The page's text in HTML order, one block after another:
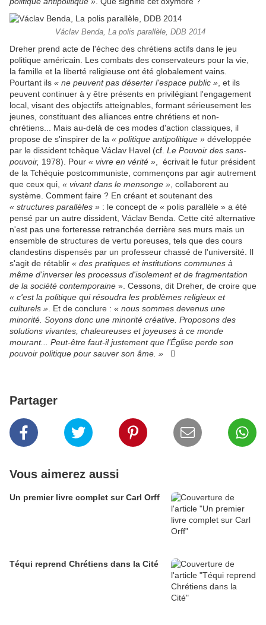
Václav Benda, La polis parallèle, DDB 2014
Dreher prend acte de l'échec des chrétiens actifs dans le jeu
politique américain. Les combats des conservateurs pour la vie,
la famille et la liberté religieuse ont été globalement vains.
Pourtant ils « ne peuvent pas déserter l'espace public » , et ils
peuvent continuer à y être présents en privilégiant l'engagement
local, visant des objectifs atteignables, formant sérieusement les
jeunes, constituant des alliances entre chrétiens et non-
chrétiens... Mais au-delà de ces modes d'action classiques, il
propose de s'inspirer de la « politique antipolitique » développée
par le dissident tchèque Václav Havel (cf. Le Pouvoir des sans-
pouvoir, 1978). Pour « vivre en vérité » , écrivait le futur président
de la Tchéquie postcommuniste, commençons par agir autrement
que ceux qui, « vivant dans le mensonge » , collaborent au
système. Comment faire ? En créant et soutenant des
« structures parallèles » : le concept de « polis parallèle » a été
pensé par un autre dissident, Václav Benda. Cette cité alternative
n'est pas une forteresse retranchée derrière ses murs mais un
ensemble de structures de vertu poreuses, tels que des cours
clandestins dispensés par un professeur chassé de l'université. Il
s'agit de rétablir « des pratiques et institutions communes à
même d'inverser les processus d'isolement et de fragmentation
de la société contemporaine ». Cessons, dit Dreher, de croire que
« c'est la politique qui résoudra les problèmes religieux et
culturels » . Et de conclure : « nous sommes devenus une
minorité. Soyons donc une minorité créative. Proposons des
solutions vivantes, chaleureuses et joyeuses à ce monde
mourant... Peut-être faut-il justement que l’Église perde son
pouvoir politique pour sauver son âme. » 
Partager
Vous aimerez aussi
Un premier livre complet sur Carl Orff
Téqui reprend Chrétiens dans la Cité